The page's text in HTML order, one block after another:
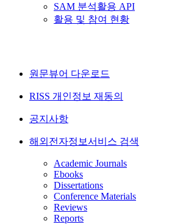
SAM 분석활용 API
활용 및 참여 현황
원문뷰어 다운로드
RISS 개인정보 재동의
공지사항
해외전자정보서비스 검색
Academic Journals
Ebooks
Dissertations
Conference Materials
Reviews
Reports